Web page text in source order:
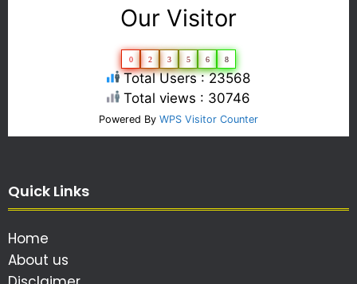
Our Visitor
0 2 3 5 6 8
Total Users : 23568
Total views : 30746
Powered By WPS Visitor Counter
Quick Links
Home
About us